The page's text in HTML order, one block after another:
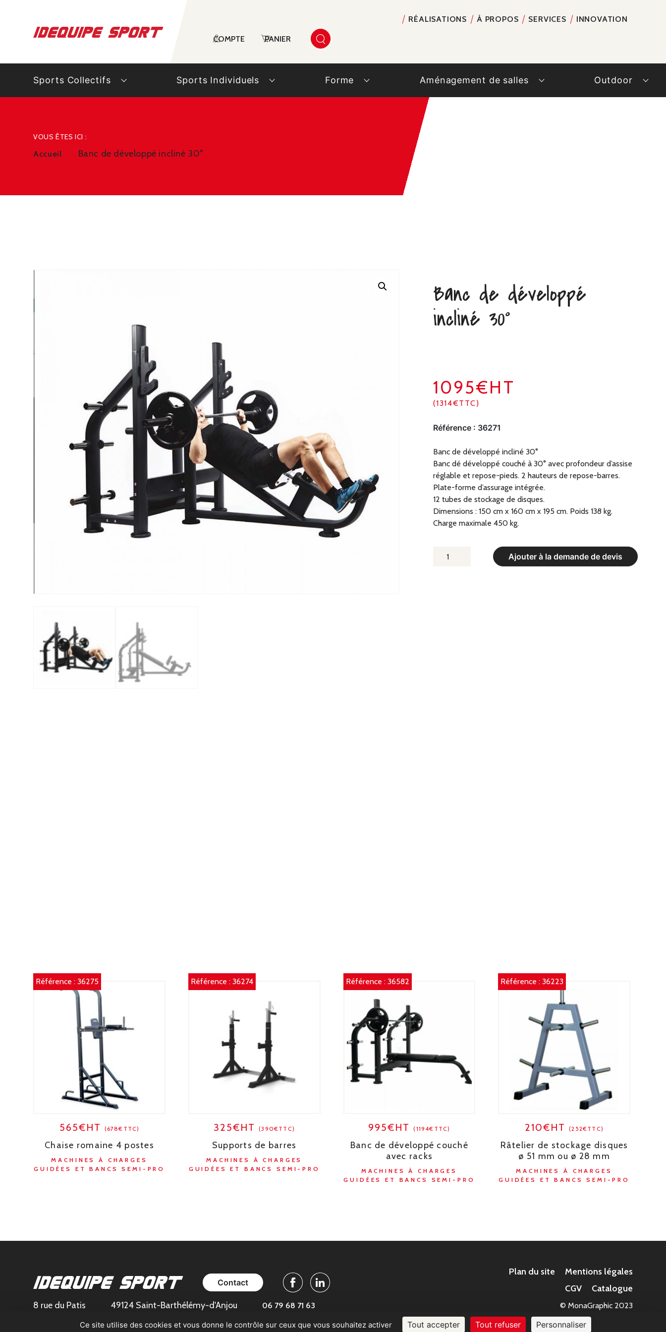
RÉALISATIONS À PROPOS SERVICES INNOVATION
COMPTE PANIER
Sports Collectifs Sports Individuels Forme Aménagement de salles Outdoor
VOUS ÊTES ICI :
Accueil Banc de développé incliné 30°
Banc de développé
incliné 30°
1095€HT
(1314€TTC)
Référence : 36271
Banc de développé incliné 30°
Banc dé développé couché à 30° avec profondeur d’assise
réglable et repose-pieds. 2 hauteurs de repose-barres.
Plate-forme d’assurage intégrée.
12 tubes de stockage de disques.
Dimensions : 150 cm x 160 cm x 195 cm. Poids 138 kg.
Charge maximale 450 kg.
Ajouter à la demande de devis
QUANTITÉ
Référence :36275
565€HT (678€TTC)
Chaise romaine 4 postes
MACHINES À CHARGES
GUIDÉES ET BANCS SEMI-PRO
Référence : 36274
325€HT(390€TTC)
Supports de barres
MACHINES À CHARGES
GUIDÉES ET BANCS SEMI-PRO
Référence : 36582
995€HT(1194€TTC)
Banc de développé couché
avec racks
MACHINES À CHARGES
GUIDÉES ET BANCS SEMI-PRO
Référence :36223
210€HT(252€TTC)
Râtelier de stockage disques
ø 51 mm ou ø 28 mm
MACHINES À CHARGES
GUIDÉES ET BANCS SEMI-PRO
Contact FacebookLinkedin
Plan du site
Mentions légales
CGV
Catalogue
8 rue du Patis
49124 Saint-Barthélémy-d'Anjou 06 79 68 71 63 © MonaGraphic 2023
Ce site utilise des cookies et vous donne le contrôle sur ceux que vous souhaitez activer Tout accepter Tout refuser Personnaliser